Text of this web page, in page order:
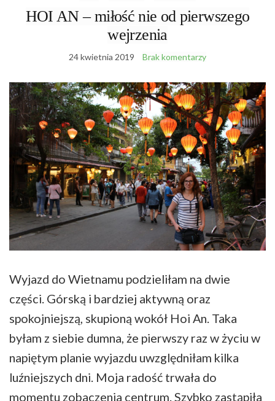
HOI AN – miłość nie od pierwszego
wejrzenia
24 kwietnia 2019 Brak komentarzy
Wyjazd do Wietnamu podzieliłam na dwie
części. Górską i bardziej aktywną oraz
spokojniejszą, skupioną wokół Hoi An. Taka
byłam z siebie dumna, że pierwszy raz w życiu w
napiętym planie wyjazdu uwzględniłam kilka
luźniejszych dni. Moja radość trwała do
momentu zobaczenia centrum. Szybko zastąpiła